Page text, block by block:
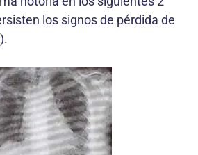
los signos de pérdida de